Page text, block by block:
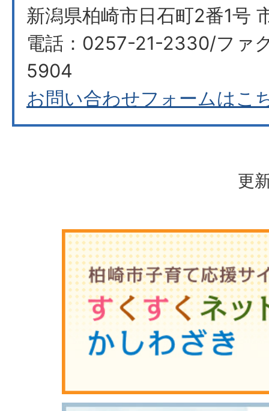
新潟県柏崎市日石町2番1号
電話：0257-21-2330/ファ
5904
お問い合わせフォームはこ
更